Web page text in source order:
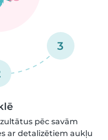
3
pēc savām
ar detalizētiem aukļu